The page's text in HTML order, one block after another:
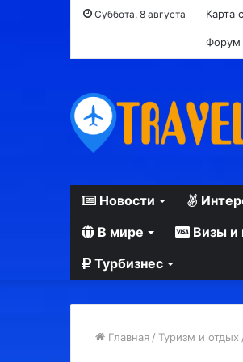
Суббота, 8 августа Карта
Форум
Новости
В мире
Визы и
Турбизнес
Главная / Туризм и отдых